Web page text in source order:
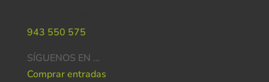
943 550 575
SÍGUENOS EN …
Comprar entradas